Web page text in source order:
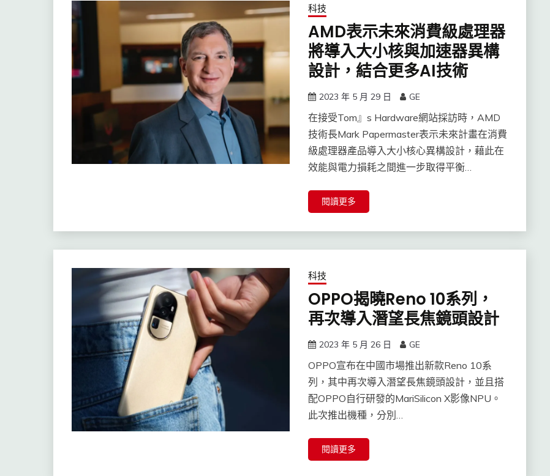
科技
AMD表示未來消費級處理器
將導入大小核與加速器異構
設計，結合更多AI技術
2023 年 5 月 29 日 GE
在接受Tom』s Hardware網站採訪時，AMD
技術長Mark Papermaster表示未來計畫在消費
級處理器產品導入大小核心異構設計，藉此在
效能與電力損耗之間進一步取得平衡…
閱讀更多
科技
OPPO揭曉Reno 10系列，
再次導入潛望長焦鏡頭設計
2023 年 5 月 26 日 GE
OPPO宣布在中國市場推出新款Reno 10系
列，其中再次導入潛望長焦鏡頭設計，並且搭
配OPPO自行研發的MariSilicon X影像NPU。
此次推出機種，分別…
閱讀更多